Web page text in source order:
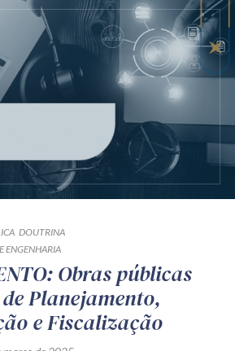
DOUTRINA
ENGENHARIA
Obras públicas
Planejamento,
e Fiscalização